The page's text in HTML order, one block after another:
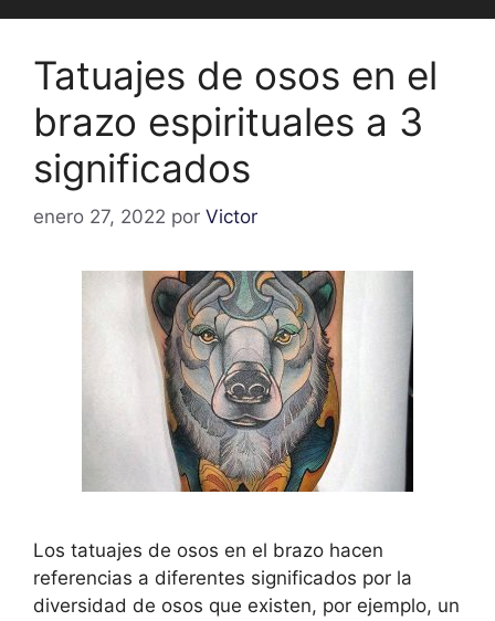
Tatuajes de osos en el
brazo espirituales a 3
significados
enero 27, 2022 por Victor
Los tatuajes de osos en el brazo hacen
referencias a diferentes significados por la
diversidad de osos que existen, por ejemplo, un